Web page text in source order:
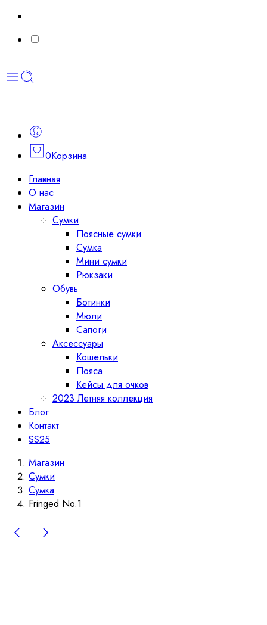
0Корзина
Главная
О нас
Магазин
Сумки
Поясные сумки
Сумка
Мини сумки
Рюкзаки
Обувь
Ботинки
Мюли
Сапоги
Аксессуары
Кошельки
Пояса
Кейсы для очков
2023 Летняя коллекция
Блог
Контакт
SS25
Магазин
Сумки
Сумка
Fringed No.1